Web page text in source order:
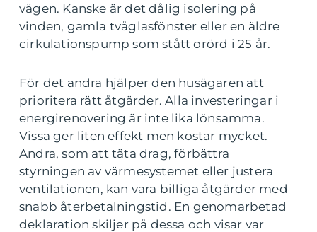
vägen. Kanske är det dålig isolering på
vinden, gamla tvåglasfönster eller en äldre
cirkulationspump som stått orörd i 25 år.
För det andra hjälper den husägaren att
prioritera rätt åtgärder. Alla investeringar i
energirenovering är inte lika lönsamma.
Vissa ger liten effekt men kostar mycket.
Andra, som att täta drag, förbättra
styrningen av värmesystemet eller justera
ventilationen, kan vara billiga åtgärder med
snabb återbetalningstid. En genomarbetad
deklaration skiljer på dessa och visar var